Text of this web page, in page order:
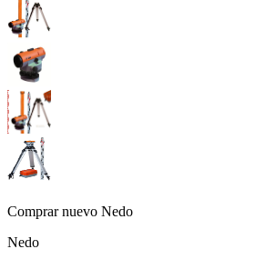
Comprar nuevo Nedo
Nedo